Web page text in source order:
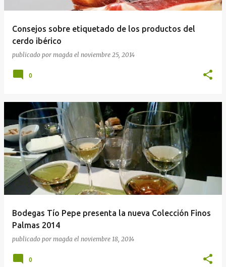
Consejos sobre etiquetado de los productos del
cerdo ibérico
publicado por magda el noviembre 25, 2014
0
Bodegas Tío Pepe presenta la nueva Colección Finos
Palmas 2014
publicado por magda el noviembre 18, 2014
0